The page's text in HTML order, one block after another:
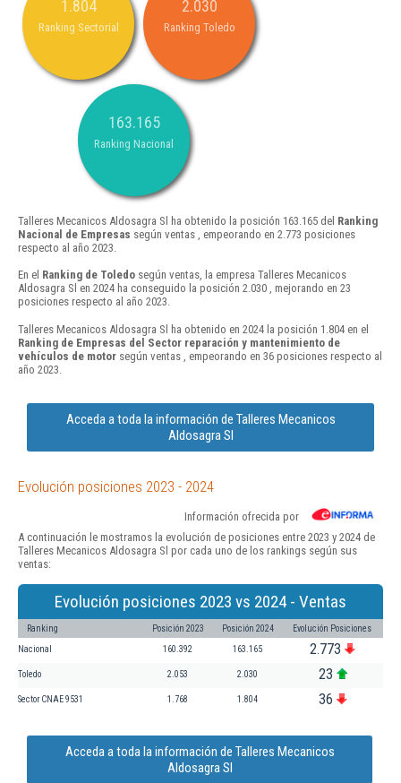
1.804
Ranking Sectorial
2.030
Ranking Toledo
163.165
Ranking Nacional
Talleres Mecanicos Aldosagra Sl ha obtenido la posición 163.165 del Ranking
Nacional de Empresas según ventas , empeorando en 2.773 posiciones
respecto al año 2023.
En el Ranking de Toledo según ventas, la empresa Talleres Mecanicos
Aldosagra Sl en 2024 ha conseguido la posición 2.030 , mejorando en 23
posiciones respecto al año 2023.
Talleres Mecanicos Aldosagra Sl ha obtenido en 2024 la posición 1.804 en el
Ranking de Empresas del Sector reparación y mantenimiento de
vehículos de motor según ventas , empeorando en 36 posiciones respecto al
año 2023.
Acceda a toda la información de Talleres Mecanicos
Aldosagra Sl
Evolución posiciones 2023 - 2024
Información ofrecida por
A continuación le mostramos la evolución de posiciones entre 2023 y 2024 de
Talleres Mecanicos Aldosagra Sl por cada uno de los rankings según sus
ventas:
Evolución posiciones 2023 vs 2024 - Ventas
Ranking Posición 2023 Posición 2024 Evolución Posiciones
Nacional 160.392 163.165 2.773
Toledo 2.053 2.030 23
Sector CNAE 9531 1.768 1.804 36
Acceda a toda la información de Talleres Mecanicos
Aldosagra Sl